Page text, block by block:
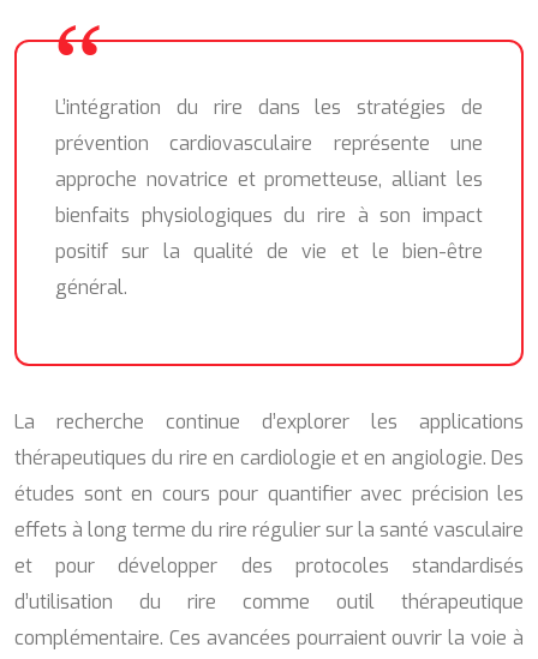
L’intégration du rire dans les stratégies de
prévention cardiovasculaire représente une
approche novatrice et prometteuse, alliant les
bienfaits physiologiques du rire à son impact
positif sur la qualité de vie et le bien-être
général.
La recherche continue d’explorer les applications
thérapeutiques du rire en cardiologie et en angiologie. Des
études sont en cours pour quantifier avec précision les
effets à long terme du rire régulier sur la santé vasculaire
et pour développer des protocoles standardisés
d’utilisation du rire comme outil thérapeutique
complémentaire. Ces avancées pourraient ouvrir la voie à